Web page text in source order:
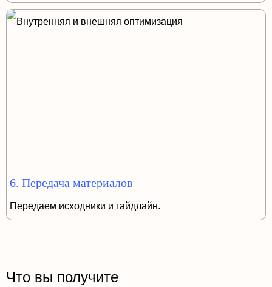
6. Передача материалов
Передаем исходники и гайдлайн.
Что вы получите